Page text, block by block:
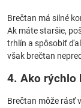
Brečtan má silné
Ak máte staršie,
trhlín a spôsobiť
však brečtan
4. Ako rýchlo
Brečtan môže rásť